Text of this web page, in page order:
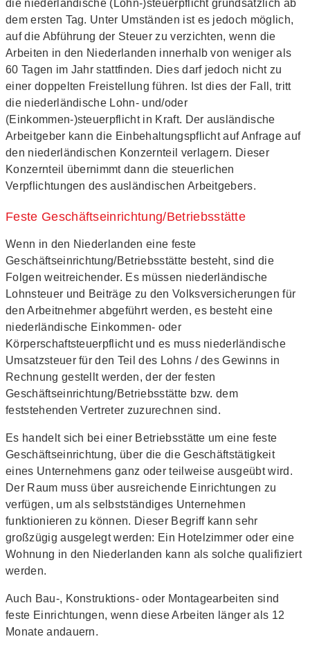
die niederländische (Lohn-)steuerpflicht grundsätzlich ab
dem ersten Tag. Unter Umständen ist es jedoch möglich,
auf die Abführung der Steuer zu verzichten, wenn die
Arbeiten in den Niederlanden innerhalb von weniger als
60 Tagen im Jahr stattfinden. Dies darf jedoch nicht zu
einer doppelten Freistellung führen. Ist dies der Fall, tritt
die niederländische Lohn- und/oder
(Einkommen-)steuerpflicht in Kraft. Der ausländische
Arbeitgeber kann die Einbehaltungspflicht auf Anfrage auf
den niederländischen Konzernteil verlagern. Dieser
Konzernteil übernimmt dann die steuerlichen
Verpflichtungen des ausländischen Arbeitgebers.
Feste Geschäftseinrichtung/Betriebsstätte
Wenn in den Niederlanden eine feste
Geschäftseinrichtung/Betriebsstätte besteht, sind die
Folgen weitreichender. Es müssen niederländische
Lohnsteuer und Beiträge zu den Volksversicherungen für
den Arbeitnehmer abgeführt werden, es besteht eine
niederländische Einkommen- oder
Körperschaftsteuerpflicht und es muss niederländische
Umsatzsteuer für den Teil des Lohns / des Gewinns in
Rechnung gestellt werden, der der festen
Geschäftseinrichtung/Betriebsstätte bzw. dem
feststehenden Vertreter zuzurechnen sind.
Es handelt sich bei einer Betriebsstätte um eine feste
Geschäftseinrichtung, über die die Geschäftstätigkeit
eines Unternehmens ganz oder teilweise ausgeübt wird.
Der Raum muss über ausreichende Einrichtungen zu
verfügen, um als selbstständiges Unternehmen
funktionieren zu können. Dieser Begriff kann sehr
großzügig ausgelegt werden: Ein Hotelzimmer oder eine
Wohnung in den Niederlanden kann als solche qualifiziert
werden.
Auch Bau-, Konstruktions- oder Montagearbeiten sind
feste Einrichtungen, wenn diese Arbeiten länger als 12
Monate andauern.